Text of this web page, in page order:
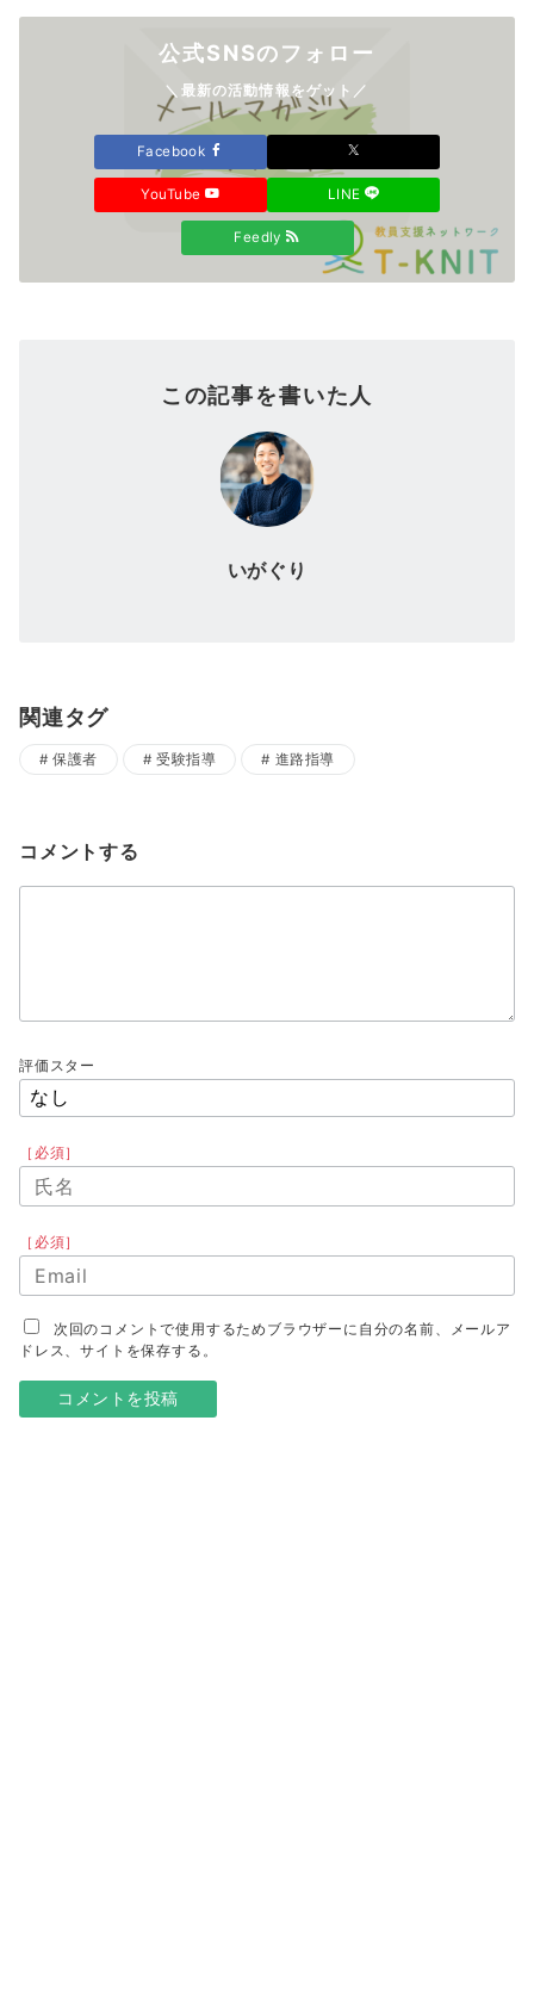
公式SNSのフォロー
＼最新の活動情報をゲット／
Facebook
YouTube LINE
Feedly
この記事を書いた人
いがぐり
関連タグ
保護者 受験指導 進路指導
コメントする
評価スター
［必須］
［必須］
次回のコメントで使用するためブラウザーに自分の名前、メールア
ドレス、サイトを保存する。